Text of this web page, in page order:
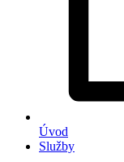
Úvod
Služby